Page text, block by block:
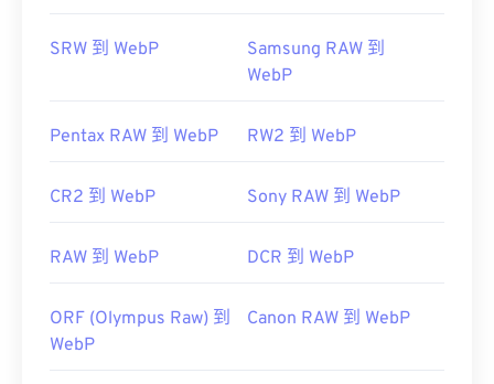
SRW 到 WebP
Samsung RAW 到
WebP
Pentax RAW 到 WebP RW2 到 WebP
CR2 到 WebP Sony RAW 到 WebP
RAW 到 WebP DCR 到 WebP
ORF (Olympus Raw) 到
WebP
Canon RAW 到 WebP